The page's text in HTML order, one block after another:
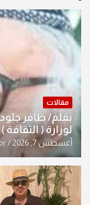
مقالات
بقلم/ ظافر
النخبة والإرث
أغسطس 7, 2026